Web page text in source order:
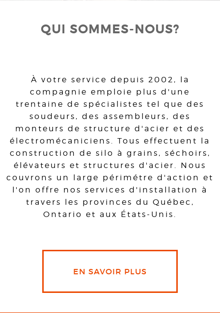
QUI SOMMES-NOUS?
À votre service depuis 2002, la
compagnie emploie plus d'une
trentaine de spécialistes tel que des
soudeurs, des assembleurs, des
monteurs de structure d'acier et des
électromécaniciens. Tous effectuent la
construction de silo à grains, séchoirs,
élévateurs et structures d'acier. Nous
couvrons un large périmétre d'action et
l'on offre nos services d'installation à
travers les provinces du Québec,
Ontario et aux États-Unis.
EN SAVOIR PLUS